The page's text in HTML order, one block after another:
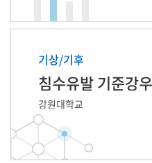
기상/기후
침수유발 기준강
강원대학교